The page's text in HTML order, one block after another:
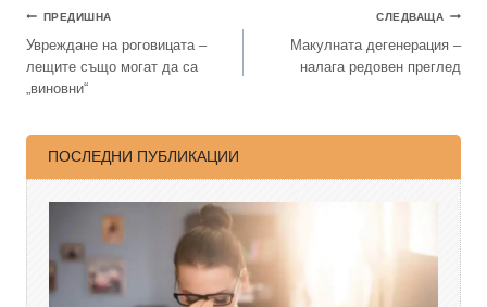
ПРЕДИШНА
Увреждане на роговицата –
лещите също могат да са
„виновни“
СЛЕДВАЩА
Макулната дегенерация –
налага редовен преглед
ПОСЛЕДНИ ПУБЛИКАЦИИ